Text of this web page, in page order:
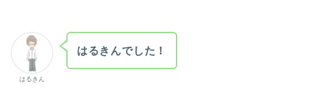
はるきん
はるきんでした！